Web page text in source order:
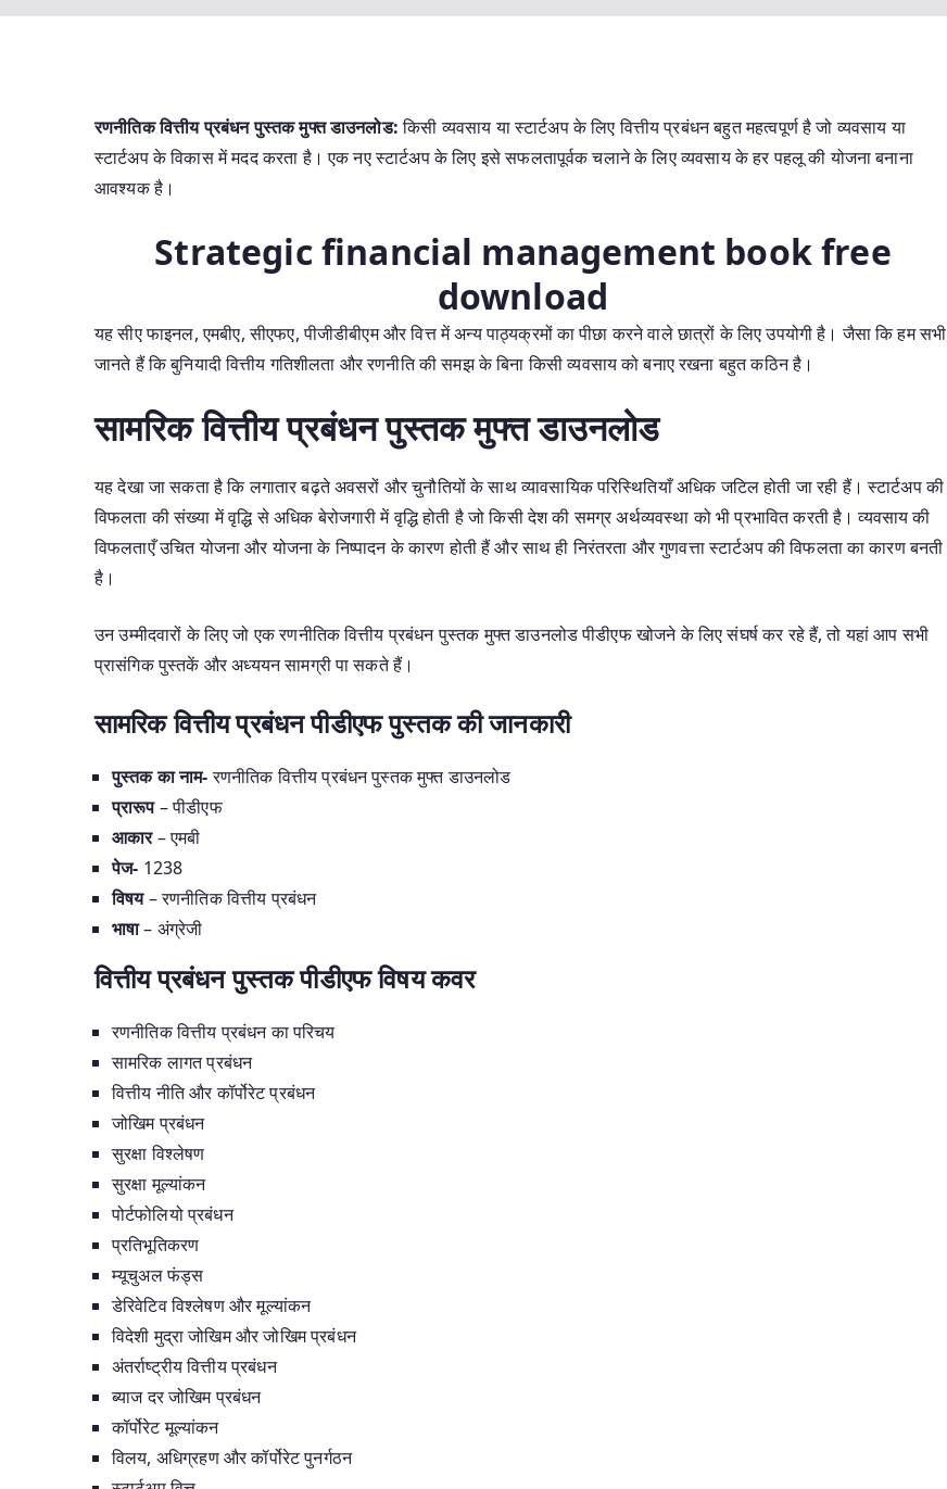
रणनीतिक वित्तीय प्रबंधन पुस्तक मुफ्त डाउनलोड:किसी व्यवसाय या स्टार्टअप के लिए वित्तीय प्रबंधन बहुत महत्वपूर्ण है जो व्यवसाय या
स्टार्टअप के विकास में मदद करता है। एक नए स्टार्टअप के लिए इसे सफलतापूर्वक चलाने के लिए व्यवसाय के हर पहलू की योजना बनाना
आवश्यक है।
Strategic financial management book free
download
यह सीए फाइनल, एमबीए, सीएफए, पीजीडीबीएम और वित्त में अन्य पाठ्यक्रमों का पीछा करने वाले छात्रों के लिए उपयोगी है। जैसा कि हम सभी
जानते हैं कि बुनियादी वित्तीय गतिशीलता और रणनीति की समझ के बिना किसी व्यवसाय को बनाए रखना बहुत कठिन है।
सामरिक वित्तीय प्रबंधन पुस्तक मुफ्त डाउनलोड
यह देखा जा सकता है कि लगातार बढ़ते अवसरों और चुनौतियों के साथ व्यावसायिक परिस्थितियाँ अधिक जटिल होती जा रही हैं। स्टार्टअप की
विफलता की संख्या में वृद्धि से अधिक बेरोजगारी में वृद्धि होती है जो किसी देश की समग्र अर्थव्यवस्था को भी प्रभावित करती है। व्यवसाय की
विफलताएँ उचित योजना और योजना के निष्पादन के कारण होती हैं और साथ ही निरंतरता और गुणवत्ता स्टार्टअप की विफलता का कारण बनती
है।
उन उम्मीदवारों के लिए जो एक रणनीतिक वित्तीय प्रबंधन पुस्तक मुफ्त डाउनलोड पीडीएफ खोजने के लिए संघर्ष कर रहे हैं, तो यहां आप सभी
प्रासंगिक पुस्तकें और अध्ययन सामग्री पा सकते हैं।
सामरिक वित्तीय प्रबंधन पीडीएफ पुस्तक की जानकारी
पुस्तक का नाम-रणनीतिक वित्तीय प्रबंधन पुस्तक मुफ्त डाउनलोड
प्रारूप– पीडीएफ
आकार– एमबी
पेज- 1238
विषय– रणनीतिक वित्तीय प्रबंधन
भाषा– अंग्रेजी
वित्तीय प्रबंधन पुस्तक पीडीएफ विषय कवर
रणनीतिक वित्तीय प्रबंधन का परिचय
सामरिक लागत प्रबंधन
वित्तीय नीति और कॉर्पोरेट प्रबंधन
जोखिम प्रबंधन
सुरक्षा विश्लेषण
सुरक्षा मूल्यांकन
पोर्टफोलियो प्रबंधन
प्रतिभूतिकरण
म्यूचुअल फंड्स
डेरिवेटिव विश्लेषण और मूल्यांकन
विदेशी मुद्रा जोखिम और जोखिम प्रबंधन
अंतर्राष्ट्रीय वित्तीय प्रबंधन
ब्याज दर जोखिम प्रबंधन
कॉर्पोरेट मूल्यांकन
विलय, अधिग्रहण और कॉर्पोरेट पुनर्गठन